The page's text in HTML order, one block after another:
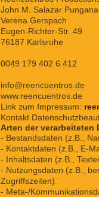
John M. Salazar Pungana
Verena Gerspach
Eugen-Richter-Str. 49
76187 Karlsruhe
0049 179 402 6 412
info@reencuentros.de
www.reencuentros.de
Link zum Impressum:
Kontakt
Arten der verarbeiteten
- Bestandsdaten (z.B.,
- Kontaktdaten (z.B., E-
- Inhaltsdaten (z.B.,
- Nutzungsdaten (z.B.,
Zugriffszeiten).
- Meta-/